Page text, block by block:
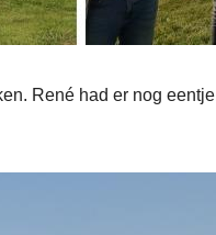
René had er nog